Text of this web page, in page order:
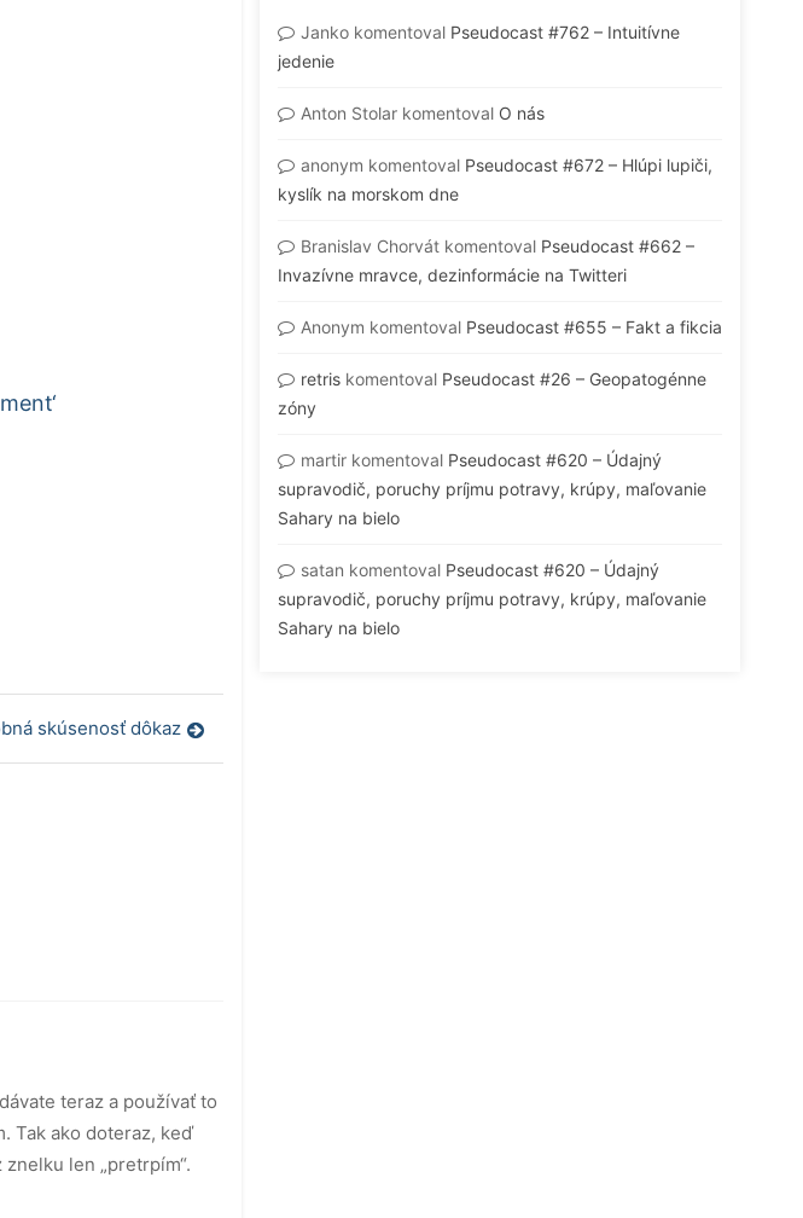
skúsenosť dôkaz
teraz a používať to
Tak ako doteraz, keď
len „pretrpím“.
Jankokomentoval Pseudocast #762 – Intuitívne
jedenie
Anton Stolarkomentoval O nás
anonym komentoval Pseudocast #672 – Hlúpi lupiči,
kyslík na morskom dne
Branislav Chorvátkomentoval Pseudocast #662 –
Invazívne mravce, dezinformácie na Twitteri
Anonym komentoval Pseudocast #655 – Fakt a fikcia
retriskomentoval Pseudocast #26 – Geopatogénne
zóny
martirkomentoval Pseudocast #620 – Údajný
supravodič, poruchy príjmu potravy, krúpy, maľovanie
Sahary na bielo
satan komentoval Pseudocast #620 – Údajný
supravodič, poruchy príjmu potravy, krúpy, maľovanie
Sahary na bielo